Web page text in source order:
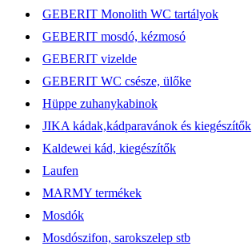
GEBERIT Monolith WC tartályok
GEBERIT mosdó, kézmosó
GEBERIT vizelde
GEBERIT WC csésze, ülőke
Hüppe zuhanykabinok
JIKA kádak,kádparavánok és kiegészítők
Kaldewei kád, kiegészítők
Laufen
MARMY termékek
Mosdók
Mosdószifon, sarokszelep stb